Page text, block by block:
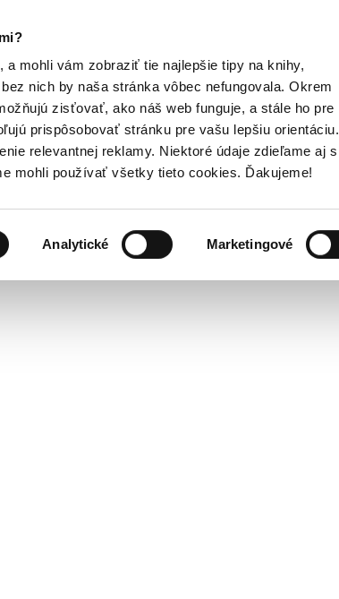
mohli vám zobraziť tie najlepšie tipy na knihy,
nich by naša stránka vôbec nefungovala. Okrem
zisťovať, ako náš web funguje, a stále ho pre
prispôsobovať stránku pre vašu lepšiu orientáciu.
relevantnej reklamy. Niektoré údaje zdieľame aj s
mohli používať všetky tieto cookies. Ďakujeme!
Analytické Marketingové